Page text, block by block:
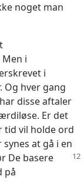
noget man
i
i
Og hver gang
disse aftaler
Er det
tid vil holde ord
at gå i en
De basere
på